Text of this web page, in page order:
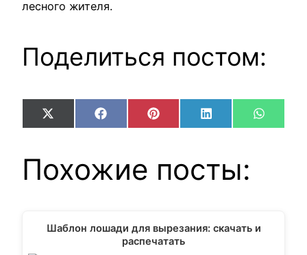
лесного жителя.
Поделиться постом:
Share
on
X
(Twitter)
Share
on
FacebookShare
on
Pinterest Share
on
LinkedIn Share
on
Похожие посты:
Шаблон лошади для вырезания: скачать и
распечатать